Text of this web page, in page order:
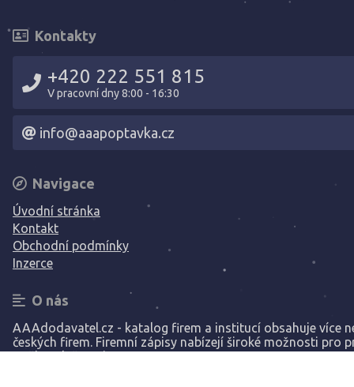
Kontakty
+420 222 551 815
V pracovní dny 8:00 - 16:30
info@aaapoptavka.cz
Navigace
Úvodní stránka
Kontakt
Obchodní podmínky
Inzerce
O nás
AAAdodavatel.cz - katalog firem a institucí obsahuje více
českých firem. Firemní zápisy nabízejí široké možnosti pro
Vaší společnosti.